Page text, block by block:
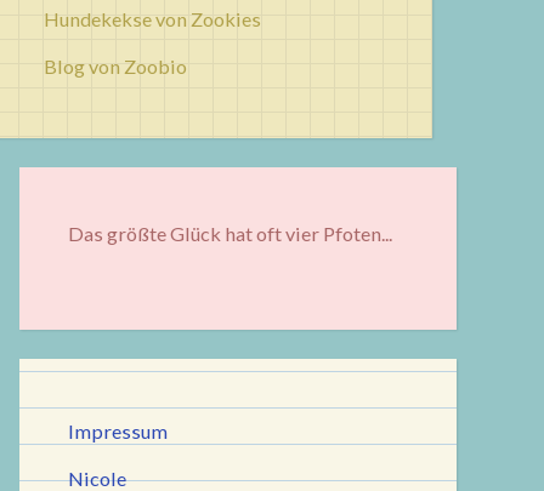
Hundekekse von Zookies
Blog von Zoobio
Das größte Glück hat oft vier Pfoten...
Impressum
Nicole